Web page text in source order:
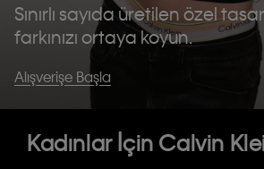
Sınırlı sayıda üretilen özel
farkınızı ortaya koyun.
Alışverişe Başla
Kadınlar İçin Calvin